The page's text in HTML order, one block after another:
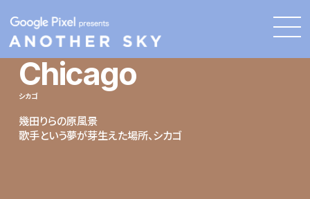
Chicago
シカゴ
幾田りらの原風景
歌手という夢が芽生えた場所、シカゴ